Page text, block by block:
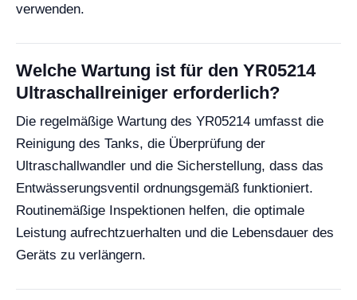
verwenden.
Welche Wartung ist für den YR05214
Ultraschallreiniger erforderlich?
Die regelmäßige Wartung des YR05214 umfasst die
Reinigung des Tanks, die Überprüfung der
Ultraschallwandler und die Sicherstellung, dass das
Entwässerungsventil ordnungsgemäß funktioniert.
Routinemäßige Inspektionen helfen, die optimale
Leistung aufrechtzuerhalten und die Lebensdauer des
Geräts zu verlängern.